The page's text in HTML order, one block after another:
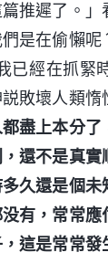
推遲了。
是在偷懶
已經在抓緊
敗壞人類
盡上本分
還不是真
久還是個
有，常常
這是常常